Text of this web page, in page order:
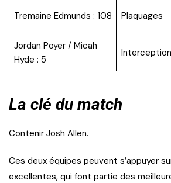
Tremaine Edmunds : 108 Plaquages
Jordan Poyer / Micah
Hyde : 5
La clé du match
Contenir Josh Allen.
Ces deux équipes peuvent s’appuyer
excellentes, qui font partie des